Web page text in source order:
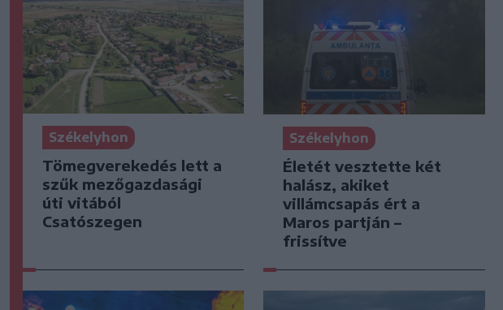
Székelyhon
Tömegverekedés lett a
szűk mezőgazdasági
úti vitából
Csatószegen
Székelyhon
Életét vesztette két
halász, akiket
villámcsapás ért a
Maros partján –
frissítve